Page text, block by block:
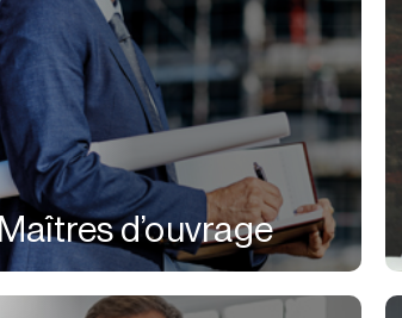
Maîtres d’ouvrage